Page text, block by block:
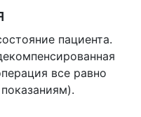
пациента.
все равно